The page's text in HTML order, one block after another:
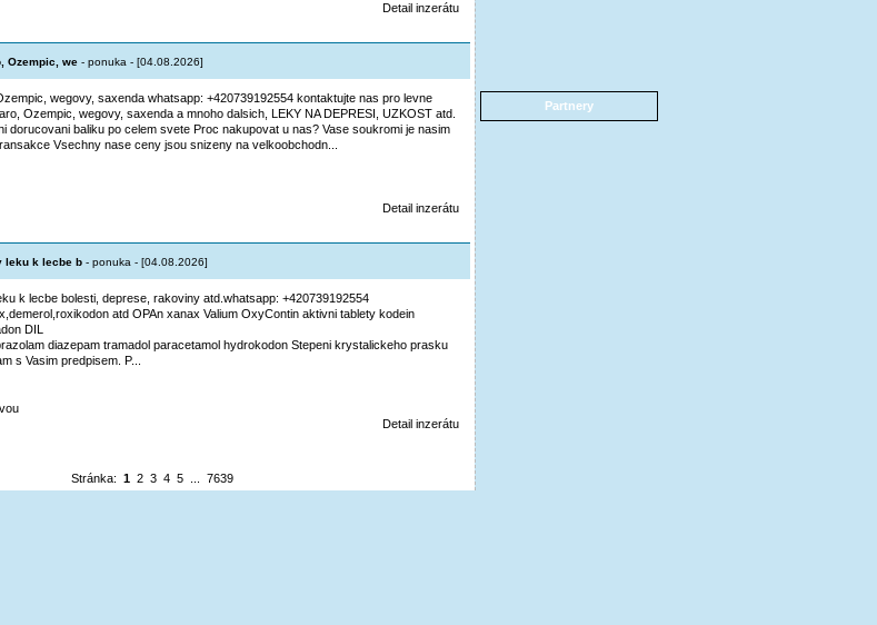
Detail inzerátu
Ozempic, we - ponuka - [04.08.2026]
wegovy, saxenda whatsapp: +420739192554 kontaktujte nas pro levne
Ozempic, wegovy, saxenda a mnoho dalsich, LEKY NA DEPRESI, UZKOST atd.
dorucovani baliku po celem svete Proc nakupovat u nas? Vase soukromi je nasim
Vsechny nase ceny jsou snizeny na velkoobchodn...
Detail inzerátu
leku k lecbe b - ponuka - [04.08.2026]
k lecbe bolesti, deprese, rakoviny atd.whatsapp: +420739192554
atd OPAn xanax Valium OxyContin aktivni tablety kodein
DIL
diazepam tramadol paracetamol hydrokodon Stepeni krystalickeho prasku
s Vasim predpisem. P...
Detail inzerátu
Stránka: 1 2 3 4 5... 7639
Partnery